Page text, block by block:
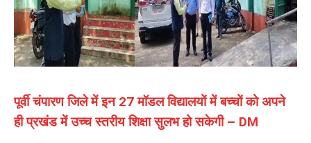
पूर्वी चंपारण जिले में इन 27 मॉडल विद्यालयों में बच्चों को अपने
ही प्रखंड में उच्च स्तरीय शिक्षा सुलभ हो सकेगी – DM